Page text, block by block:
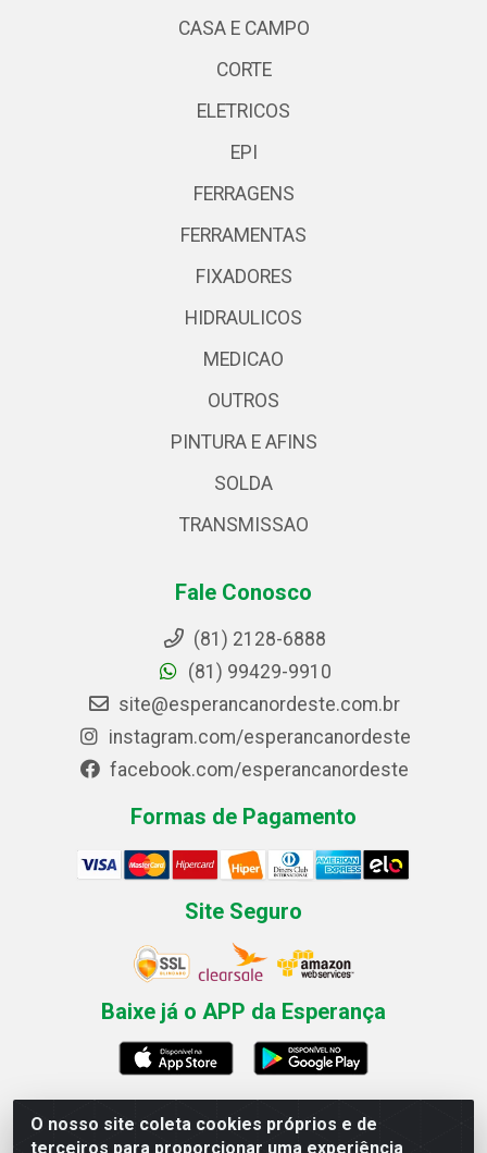
O nosso site coleta cookies próprios e de
terceiros para proporcionar uma experiência
CASA E CAMPO
CORTE
ELETRICOS
EPI
FERRAGENS
FERRAMENTAS
FIXADORES
HIDRAULICOS
MEDICAO
OUTROS
PINTURA E AFINS
SOLDA
TRANSMISSAO
Fale Conosco
(81) 2128-6888
(81) 99429-9910
site@esperancanordeste.com.br
instagram.com/esperancanordeste
facebook.com/esperancanordeste
Formas de Pagamento
Site Seguro
Baixe já o APP da Esperança
Esperança Nordeste - Rua Professor Caldas Filho, 291 -